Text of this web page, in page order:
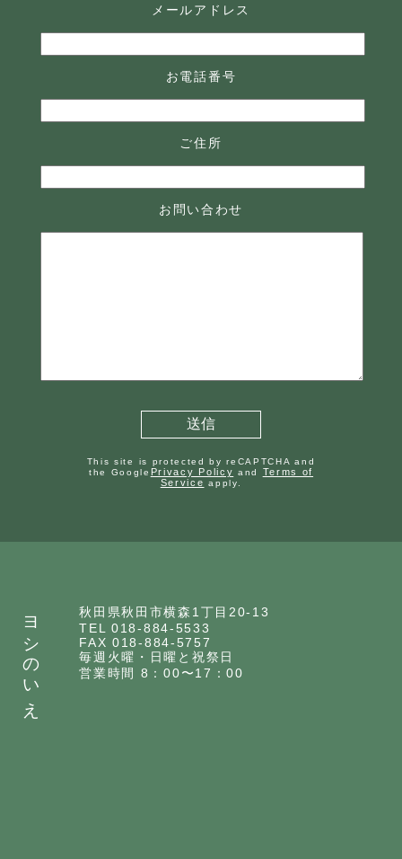
メールアドレス
お電話番号
ご住所
お問い合わせ
This site is protected by reCAPTCHA and
the Google Privacy Policy and Terms of
Service apply.
ヨシのいえ
秋田県秋田市横森1丁目20-13
TEL 018-884-5533
FAX 018-884-5757
毎週火曜・日曜と祝祭日
営業時間 8：00〜17：00